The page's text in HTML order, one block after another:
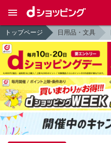
トップページ 日用品・文具